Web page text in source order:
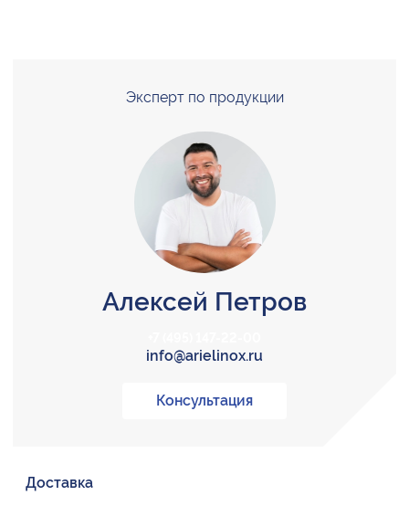
Эксперт по продукции
Алексей Петров
info@arielinox.ru
Консультация
Доставка